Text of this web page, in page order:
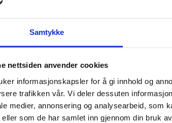
Samtykke
nettsiden anvender cookies
informasjonskapsler for å gi innhold og
trafikken vår. Vi deler dessuten
medier, annonsering og analysearbeid, som
eller som de har samlet inn gjennom din bruk
sin sluttrapport til kommunal- og
sikrer grunnleggende botrygghet og tilpasser